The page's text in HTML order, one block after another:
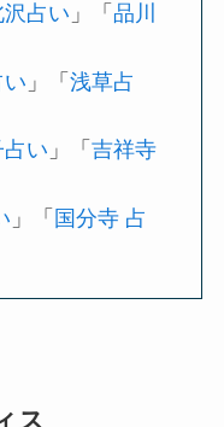
占い 」「 品川
い 」「浅草占
占い 」「吉祥寺
」「 国分寺 占
ス